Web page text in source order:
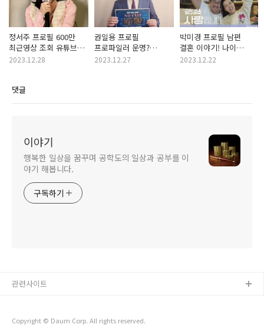
정서주 프로필 600만
최근영상 조회 유튜브
가수? 나이 노래 팬카페
2023.12.28
권일용 프로필
프로파일러 운명?
표창원 교수 같은
2023.12.27
박미경 프로필 남편
결혼 이야기! 나이
최근영상 노래 수상
2023.12.22
댓글
이야기
행복한 일상을 꿈꾸며 공학도의 일상과 공부를 이
야기 해봅니다.
구독하기
Copyright © Daum Corp. All rights reserved.
관련사이트